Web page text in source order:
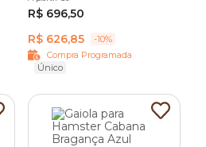
R$ 696,50
R$ 626,85
-10%
Compra Programada
Único